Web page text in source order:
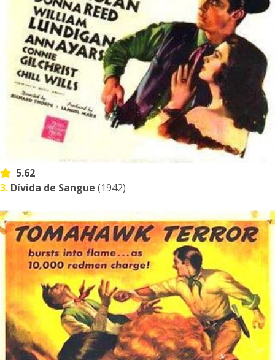
5.62
3. Dívida de Sangue (1942)